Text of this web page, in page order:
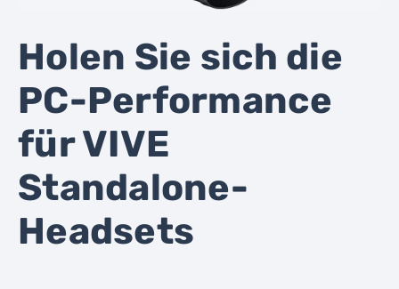
eines
PCs
auf
die
VIVE
Holen Sie sich die
PC-Performance
für VIVE
Standalone-
Headsets